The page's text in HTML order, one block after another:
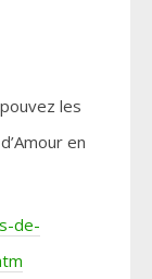
les
en
de-